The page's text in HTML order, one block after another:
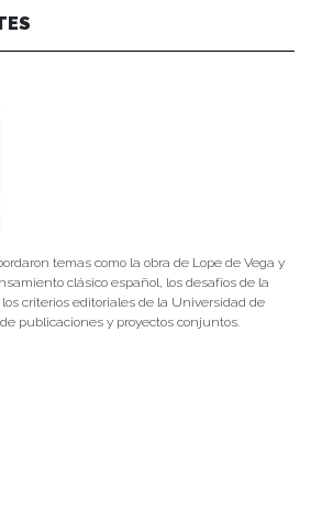
temas como la obra de Lope de Vega y
clásico español, los desafíos de la
criterios editoriales de la Universidad de
publicaciones y proyectos conjuntos.